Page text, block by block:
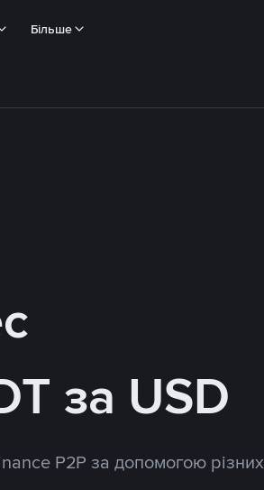
Більше
за USD
P2P за допомогою різних